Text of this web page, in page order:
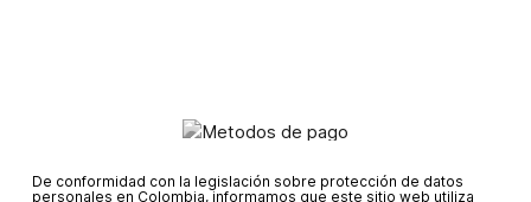
De conformidad con la legislación sobre protección de datos
personales en Colombia, informamos que este sitio web utiliza